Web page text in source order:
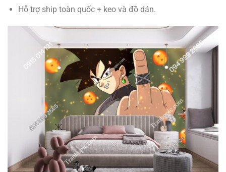
Hỗ trợ ship toàn quốc + keo và đồ dán.